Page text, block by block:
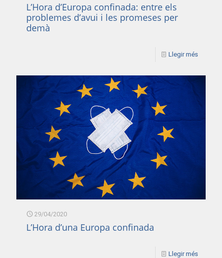
L’Hora d’Europa confinada: entre els
problemes d’avui i les promeses per
demà
Llegir més
29/04/2020
L’Hora d’una Europa confinada
Llegir més